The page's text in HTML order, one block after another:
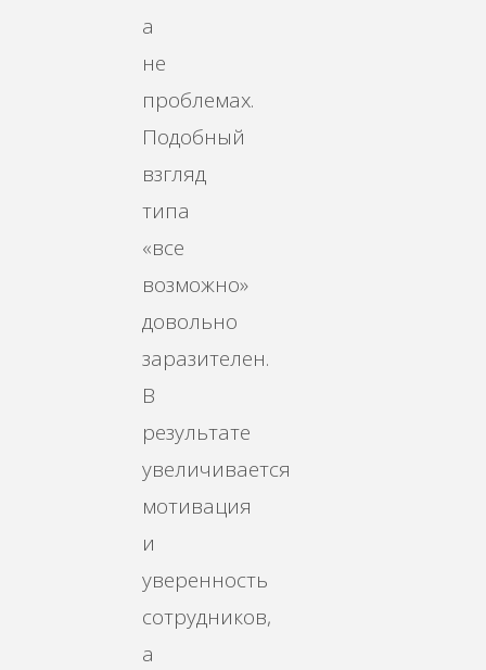
а
не
проблемах.
Подобный
взгляд
типа
«все
возможно»
довольно
заразителен.
В
результате
увеличивается
мотивация
и
уверенность
сотрудников,
а